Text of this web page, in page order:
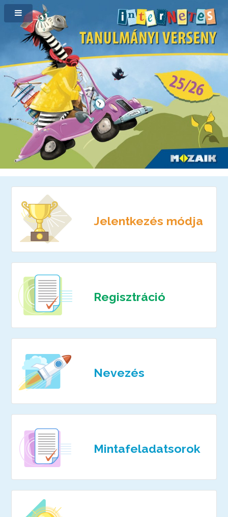
Jelentkezés módja
Regisztráció
Nevezés
Minta­feladatsorok